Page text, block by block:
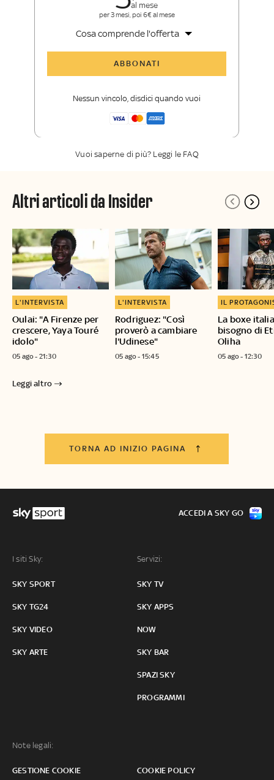
al mese
per 3 mesi, poi 6€ al mese
Cosa comprende l'offerta
Sport
La newsletter esclusiva di Sky Sport
ABBONATI
Nessun vincolo, disdici quando vuoi
Vuoi saperne di più? Leggi le FAQ
Altri articoli da Insider
Oulai: "A Firenze per
crescere, Yaya Touré
idolo"
L'INTERVISTA
05 ago - 21:30
Rodriguez: "Così
proverò a cambiare
l'Udinese"
L'INTERVISTA
05 ago - 15:45
La boxe
bisogno di
Oliha
IL
05 ago - 12:30
Leggi altro
TORNA AD INIZIO PAGINA
I siti Sky:
SKY SPORT
SKY TG24
SKY VIDEO
SKY ARTE
Servizi:
SKY TV
SKY APPS
NOW
SKY BAR
SPAZI SKY
PROGRAMMI
Note legali:
GESTIONE COOKIE COOKIE POLICY
ACCEDI A SKY GO